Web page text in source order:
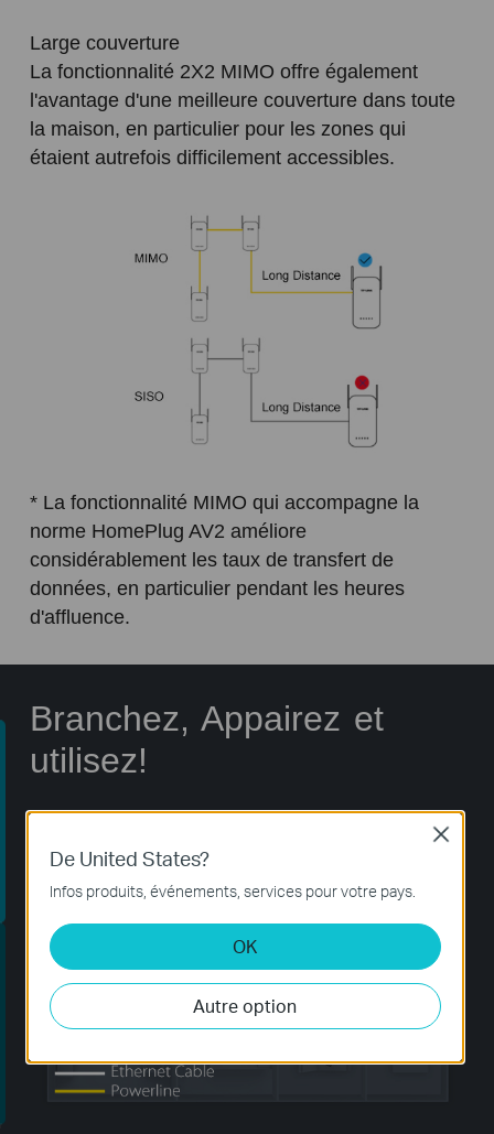
Large couverture
La fonctionnalité 2X2 MIMO offre également
l'avantage d'une meilleure couverture dans toute
la maison, en particulier pour les zones qui
étaient autrefois difficilement accessibles.
* La fonctionnalité MIMO qui accompagne la
norme HomePlug AV2 améliore
considérablement les taux de transfert de
données, en particulier pendant les heures
d'affluence.
Branchez, Appairez et
utilisez!
De United States?
Infos produits, événements, services pour votre pays.
OK
Autre option
Close